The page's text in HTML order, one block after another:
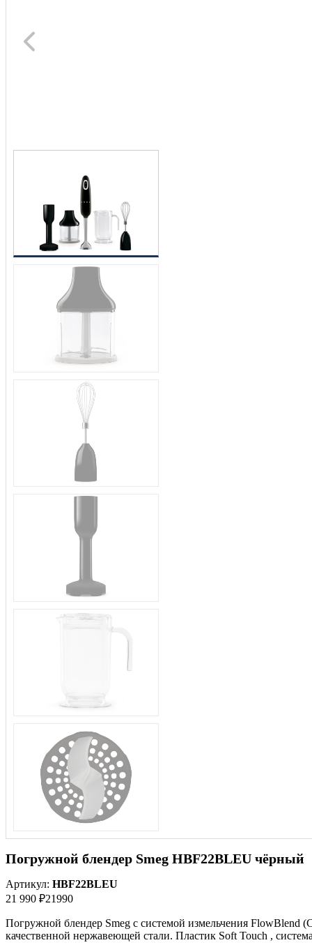
Погружной блендер Smeg HBF22BLEU чёрный
Артикул: HBF22BLEU
21 990 ₽21990
Погружной блендер Smeg с системой измельчения
качественной нержавеющей стали. Пластик Soft Touch ,